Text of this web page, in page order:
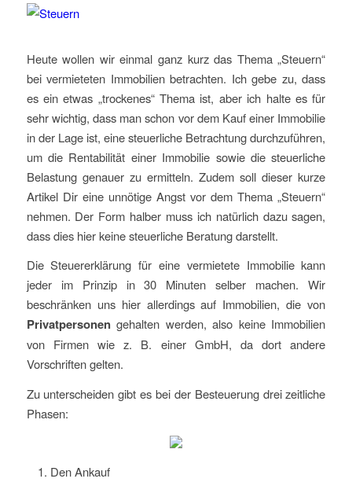
Heute wollen wir einmal ganz kurz das Thema „Steuern“
bei vermieteten Immobilien betrachten. Ich gebe zu, dass
es ein etwas „trockenes“ Thema ist, aber ich halte es für
sehr wichtig, dass man schon vor dem Kauf einer Immobilie
in der Lage ist, eine steuerliche Betrachtung durchzuführen,
um die Rentabilität einer Immobilie sowie die steuerliche
Belastung genauer zu ermitteln. Zudem soll dieser kurze
Artikel Dir eine unnötige Angst vor dem Thema „Steuern“
nehmen. Der Form halber muss ich natürlich dazu sagen,
dass dies hier keine steuerliche Beratung darstellt.
Die Steuererklärung für eine vermietete Immobilie kann
jeder im Prinzip in 30 Minuten selber machen. Wir
beschränken uns hier allerdings auf Immobilien, die von
Privatpersonengehalten werden, also keine Immobilien
von Firmen wie z. B. einer GmbH, da dort andere
Vorschriften gelten.
Zu unterscheiden gibt es bei der Besteuerung drei zeitliche
Phasen:
Den Ankauf